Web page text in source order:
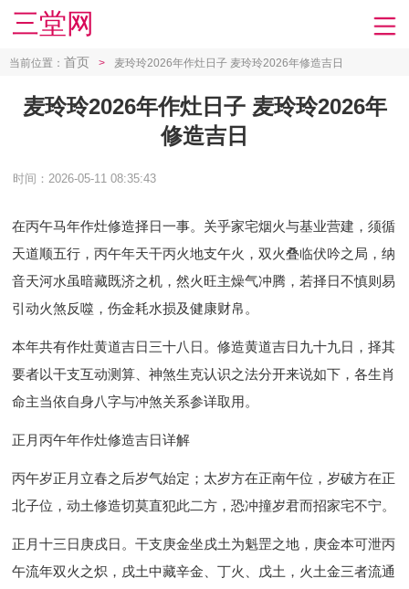
三堂网
当前位置： 首页 > 麦玲玲2026年作灶日子 麦玲玲2026年修造吉日
麦玲玲2026年作灶日子 麦玲玲2026年
修造吉日
时间：2026-05-11 08:35:43
在丙午马年作灶修造择日一事。关乎家宅烟火与基业营建，须循
天道顺五行，丙午年天干丙火地支午火，双火叠临伏吟之局，纳
音天河水虽暗藏既济之机，然火旺主燥气冲腾，若择日不慎则易
引动火煞反噬，伤金耗水损及健康财帛。
本年共有作灶黄道吉日三十八日。修造黄道吉日九十九日，择其
要者以干支互动测算、神煞生克认识之法分开来说如下，各生肖
命主当依自身八字与冲煞关系参详取用。
正月丙午年作灶修造吉日详解
丙午岁正月立春之后岁气始定；太岁方在正南午位，岁破方在正
北子位，动土修造切莫直犯此二方，恐冲撞岁君而招家宅不宁。
正月十三日庚戌日。干支庚金坐戌土为魁罡之地，庚金本可泄丙
午流年双火之炽，戌土中藏辛金、丁火、戊土，火土金三者流通